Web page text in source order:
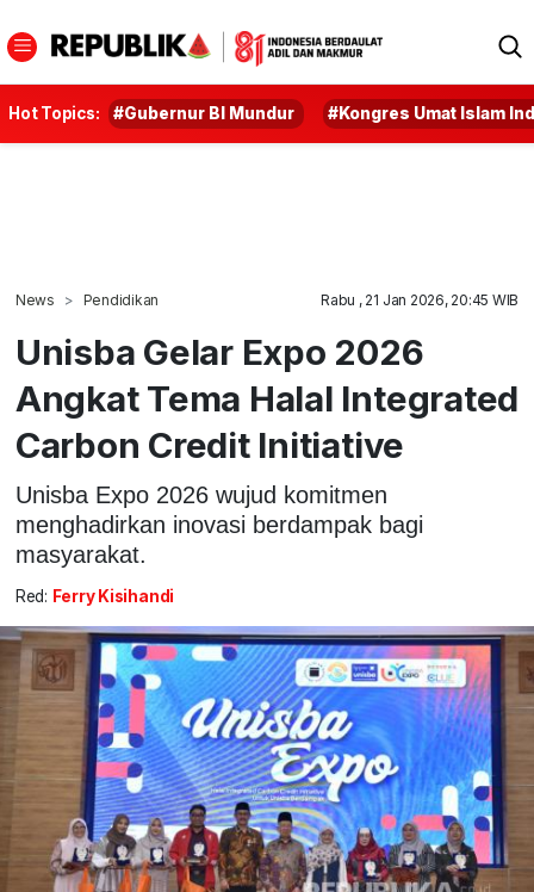
Hot Topics: #Gubernur BI Mundur #Kongres Umat Islam
News Pendidikan Rabu , 21 Jan 2026, 20:45 WIB
Unisba Gelar Expo 2026
Angkat Tema Halal Integrated
Carbon Credit Initiative
Unisba Expo 2026 wujud komitmen
menghadirkan inovasi berdampak bagi
masyarakat.
Red: Ferry Kisihandi